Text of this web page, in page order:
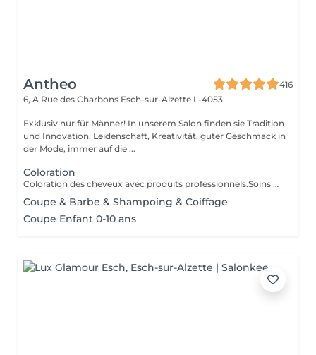
Antheo
416
6, A Rue des Charbons Esch-sur-Alzette L-4053
Exklusiv nur für Männer! In unserem Salon finden sie Tradition
und Innovation. Leidenschaft, Kreativität, guter Geschmack in
der Mode, immer auf die ...
Coloration
Coloration des cheveux avec produits professionnels.Soins du cheveux pre et post coloration.
Coupe & Barbe & Shampoing & Coiffage
Coupe Enfant 0-10 ans